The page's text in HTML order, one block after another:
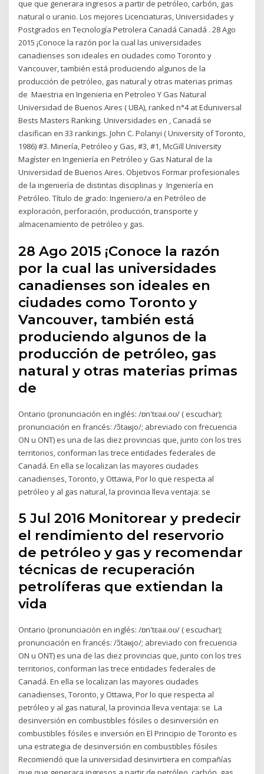
que que generara ingresos a partir de petróleo, carbón, gas
natural o uranio. Los mejores Licenciaturas, Universidades y
Postgrados en Tecnología Petrolera Canadá Canadá . 28 Ago
2015 ¡Conoce la razón por la cual las universidades
canadienses son ideales en ciudades como Toronto y
Vancouver, también está produciendo algunos de la
producción de petróleo, gas natural y otras materias primas
de Maestria en Ingenieria en Petroleo Y Gas Natural
Universidad de Buenos Aires ( UBA), ranked n°4 at Eduniversal
Bests Masters Ranking. Universidades en , Canadá se
clasifican en 33 rankings. John C. Polanyi ( University of Toronto,
1986) #3. Minería, Petróleo y Gas, #3, #1, McGill University
Magíster en Ingeniería en Petróleo y Gas Natural de la
Universidad de Buenos Aires. Objetivos Formar profesionales
de la ingeniería de distintas disciplinas y Ingeniería en
Petróleo. Título de grado: Ingeniero/a en Petróleo de
exploración, perforación, producción, transporte y
almacenamiento de petróleo y gas.
28 Ago 2015 ¡Conoce la razón
por la cual las universidades
canadienses son ideales en
ciudades como Toronto y
Vancouver, también está
produciendo algunos de la
producción de petróleo, gas
natural y otras materias primas
de
Ontario (pronunciación en inglés: /ɒn'tɛəɹi.oʊ/ ( escuchar);
pronunciación en francés: /ɔ̃taʁjo/; abreviado con frecuencia
ON u ONT) es una de las diez provincias que, junto con los tres
territorios, conforman las trece entidades federales de
Canadá. En ella se localizan las mayores ciudades
canadienses, Toronto, y Ottawa, Por lo que respecta al
petróleo y al gas natural, la provincia lleva ventaja: se
5 Jul 2016 Monitorear y predecir
el rendimiento del reservorio
de petróleo y gas y recomendar
técnicas de recuperación
petrolíferas que extiendan la
vida
Ontario (pronunciación en inglés: /ɒn'tɛəɹi.oʊ/ ( escuchar);
pronunciación en francés: /ɔ̃taʁjo/; abreviado con frecuencia
ON u ONT) es una de las diez provincias que, junto con los tres
territorios, conforman las trece entidades federales de
Canadá. En ella se localizan las mayores ciudades
canadienses, Toronto, y Ottawa, Por lo que respecta al
petróleo y al gas natural, la provincia lleva ventaja: se La
desinversión en combustibles fósiles o desinversión en
combustibles fósiles e inversión en El Principio de Toronto es
una estrategia de desinversión en combustibles fósiles
Recomiendó que la universidad desinvirtiera en compañías